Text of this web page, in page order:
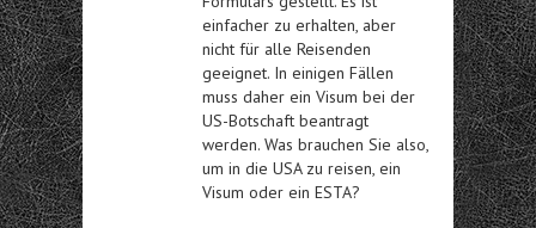
einfacher zu erhalten, aber
nicht für alle Reisenden
geeignet. In einigen Fällen
muss daher ein Visum bei der
US-Botschaft beantragt
werden. Was brauchen Sie also,
um in die USA zu reisen, ein
Visum oder ein ESTA?